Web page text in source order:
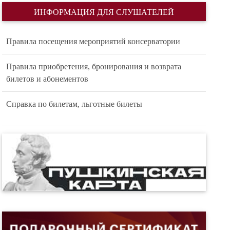
ИНФОРМАЦИЯ ДЛЯ СЛУШАТЕЛЕЙ
Правила посещения мероприятий консерватории
Правила приобретения, бронирования и возврата
билетов и абонементов
Справка по билетам, льготные билеты